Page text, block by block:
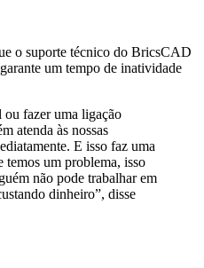
o suporte técnico do BricsCAD
um tempo de inatividade
fazer uma ligação
atenda às nossas
E isso faz uma
temos um problema, isso
não pode trabalhar em
dinheiro”, disse